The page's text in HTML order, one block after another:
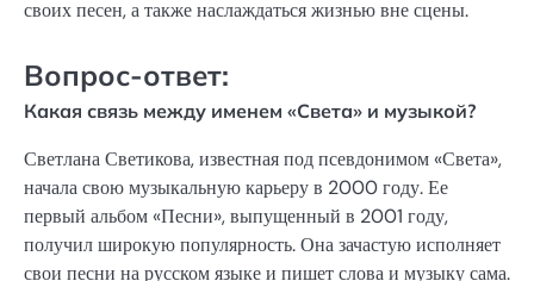
своих песен, а также наслаждаться жизнью вне сцены.
Вопрос-ответ:
Какая связь между именем «Света» и музыкой?
Светлана Светикова, известная под псевдонимом «Света»,
начала свою музыкальную карьеру в 2000 году. Ее
первый альбом «Песни», выпущенный в 2001 году,
получил широкую популярность. Она зачастую исполняет
свои песни на русском языке и пишет слова и музыку сама.